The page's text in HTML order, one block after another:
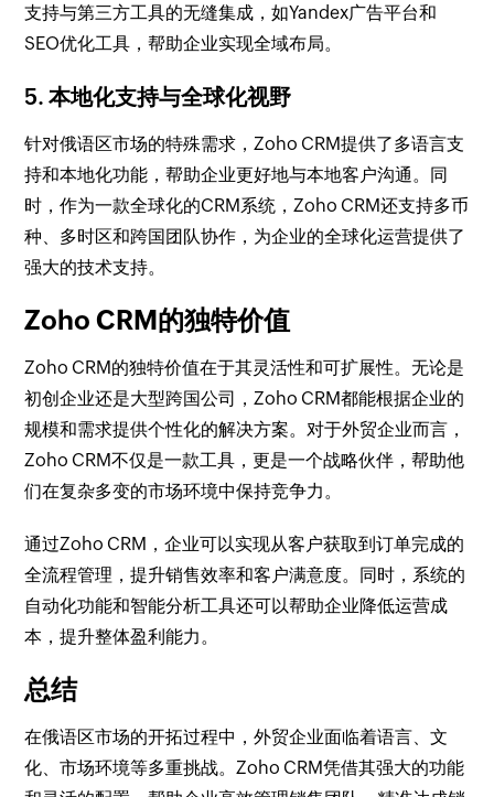
支持与第三方工具的无缝集成，如Yandex广告平台和
SEO优化工具，帮助企业实现全域布局。
5. 本地化支持与全球化视野
针对俄语区市场的特殊需求，Zoho CRM提供了多语言支
持和本地化功能，帮助企业更好地与本地客户沟通。同
时，作为一款全球化的CRM系统，Zoho CRM还支持多币
种、多时区和跨国团队协作，为企业的全球化运营提供了
强大的技术支持。
Zoho CRM的独特价值
Zoho CRM的独特价值在于其灵活性和可扩展性。无论是
初创企业还是大型跨国公司，Zoho CRM都能根据企业的
规模和需求提供个性化的解决方案。对于外贸企业而言，
Zoho CRM不仅是一款工具，更是一个战略伙伴，帮助他
们在复杂多变的市场环境中保持竞争力。
通过Zoho CRM，企业可以实现从客户获取到订单完成的
全流程管理，提升销售效率和客户满意度。同时，系统的
自动化功能和智能分析工具还可以帮助企业降低运营成
本，提升整体盈利能力。
总结
在俄语区市场的开拓过程中，外贸企业面临着语言、文
化、市场环境等多重挑战。Zoho CRM凭借其强大的功能